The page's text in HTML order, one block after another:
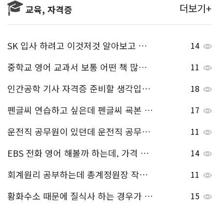
교육, 자격증 더보기+
SK 입사 하려고 이것저것 알아보고 있는데, 여기는 SKCT 인성검사 꼭 해야 하는 것 같더라고요~ 혹시 SKCT 인성검사 모의 테스트 무료로 해볼 수 있는 곳 있으면 알려주세요. 14
중학교 영어 교과서 보통 어떤 책 많이 보나요?? 11
인간공학 기사 자격증 준비할 생각입니다 기출문제 무료로 받을 수 있다고 하던데 어디서 받나요? 18
펜글씨 연습하고 싶은데 펜글씨 굑본 무료로 받을 수 있는 사이트 알려주세요! 17
운전직 공무원이 있던데 운전직 공무원 응시자격 어떻게 되는지 알려주세요^^ 11
EBS 전화 영어 해볼까 하는데, 가격 얼마 정도 하나요? 14
회계원리 공부하는데 총계정원장 작성 방법 알려주세요! 11
황화수소 때문에 질식사 하는 경우가 많다고 들었는데, 황화수소 기체는 어디서 주로 생성되어 나오는 건가요? 15